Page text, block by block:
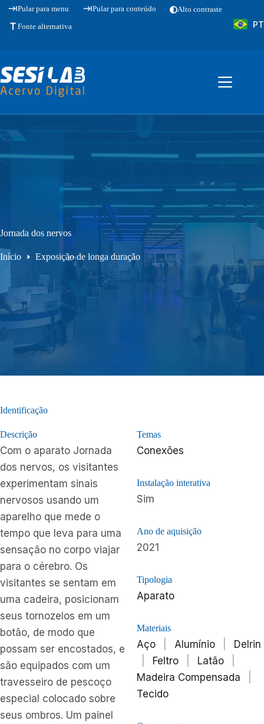
PularPular para menu Pular para conteúdo
Alto contraste
Fonte alternativa
PT
Jornada dos nervos
Início Exposição de longa duração
Identificação
Descrição
Com o aparato Jornada
dos nervos, os visitantes
experimentam sinais
nervosos usando um
aparelho que mede o
tempo que leva para uma
sensação no corpo viajar
para o cérebro. Os
visitantes se sentam em
uma cadeira, posicionam
seus tornozelos em um
botão, de modo que
possam ser encostados, e
são equipados com um
travesseiro de pescoço
especial colocado sobre
seus ombros. Um painel
Temas
Conexões
Instalação interativa
Sim
Ano de aquisição
2021
Tipologia
Aparato
Materiais
Aço Alumínio
Delrin
Feltro Latão
Madeira Compensada
Tecido